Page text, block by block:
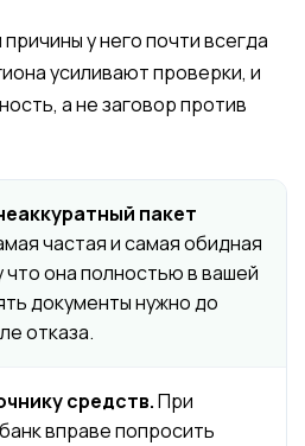
у него почти всегда
усиливают проверки, и
а не заговор против
пакет
частая и самая обидная
что она полностью в вашей
документы нужно до
отказа.
средств.При
вправе попросить